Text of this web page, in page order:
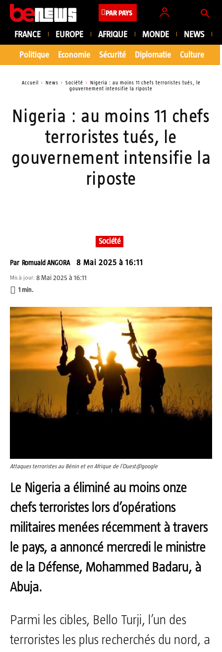
PAR PAYS
FRANCE EUROPE AFRIQUE MONDE NEWS
Politique Economie Sécurité Diplomatie Culture
Accueil News Société
Nigeria : au moins 11 chefs terroristes tués, le
gouvernement intensifie la riposte
Nigeria : au moins 11 chefs
terroristes tués, le
gouvernement intensifie la
riposte
Société
Par Romuald ANGORA 8 Mai 2025 à 16:11
Mis à jour: 8 Mai 2025 à 16:11
1 min.
Attaques terroristes au Bénin et en Afrique de l’Ouest@google
Le Nigeria a éliminé au moins onze
chefs terroristes lors d’opérations
militaires menées récemment à travers
le pays, a annoncé mercredi le ministre
de la Défense, Mohammed Badaru, à
Abuja.
Parmi les cibles, Bello Turji, l’un des
terroristes les plus recherchés du nord, a